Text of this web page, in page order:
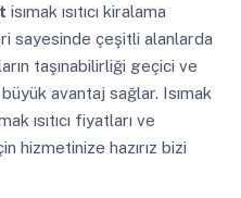
isımak ısıtıcı kiralama
sayesinde çeşitli alanlarda
taşınabilirliği geçici ve
avantaj sağlar. Isımak
ısıtıcı fiyatları ve
hizmetinize hazırız bizi